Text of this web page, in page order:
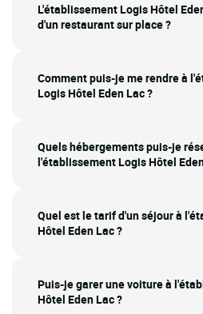
L'établissement Logis Hôtel
d'un restaurant sur place ?
Comment puis-je me rendre à
Logis Hôtel Eden Lac ?
Quels hébergements puis-je
l'établissement Logis Hôtel
Quel est le tarif d'un séjour à
Hôtel Eden Lac ?
Puis-je garer une voiture à
Hôtel Eden Lac ?